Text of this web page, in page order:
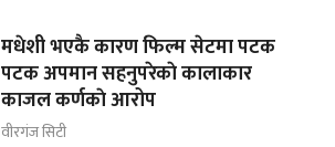
मधेशी भएकै कारण फिल्म सेटमा पटक
पटक अपमान सहनुपरेकाे कालाकार
काजल कर्णकाे आरोप
वीरगंज सिटी